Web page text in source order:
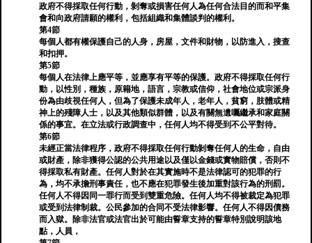
政府不得採取任何行動，剝奪或損害任何人為任何合法目的而和平集
會和向政府請願的權利，包括組織和集體談判的權利。
第4節
每個人都有權保護自己的人身，房屋，文件和財物，以防進入，搜查
和扣押。
第5節
每個人在法律上應平等，並應享有平等的保護。政府不得採取任何行
動，以性別，種族，原籍地，語言，宗教或信仰，社會地位或宗派身
份為由歧視任何人，但為了保護未成年人，老年人，貧窮，肢體或精
神上的殘障人士，以及其他類似群體，以及有關無遺囑繼承和家庭關
係的事宜。在立法或行政調查中，任何人均不得受到不公平對待。
第6節
未經正當法律程序，政府不得採取任何行動剝奪任何人的生命，自由
或財產，除非獲得公認的公共用途以及僅以金錢或實物賠償，否則不
得採取私有財產。任何人對於在其實施時不是法律認可的犯罪的行
為，均不承擔刑事責任，也不應在犯罪發生後加重對該行為的刑罰。
任何人不得因同一罪行而受到雙重危險。任何人均不得被裁定為犯罪
或受到法律制裁。公民參加的合同不受法律影響。任何人不得因債務
而入獄。除非法官或法官出於可能由誓章支持的誓章特別說明該地
點，人員，